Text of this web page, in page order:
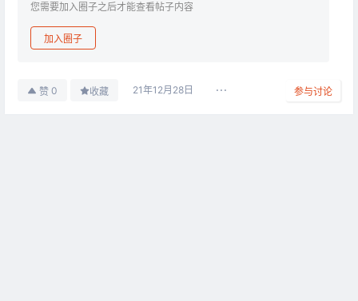
您需要加入圈子之后才能查看帖子内容
加入圈子
赞 0 收藏 21年12月28日 参与讨论